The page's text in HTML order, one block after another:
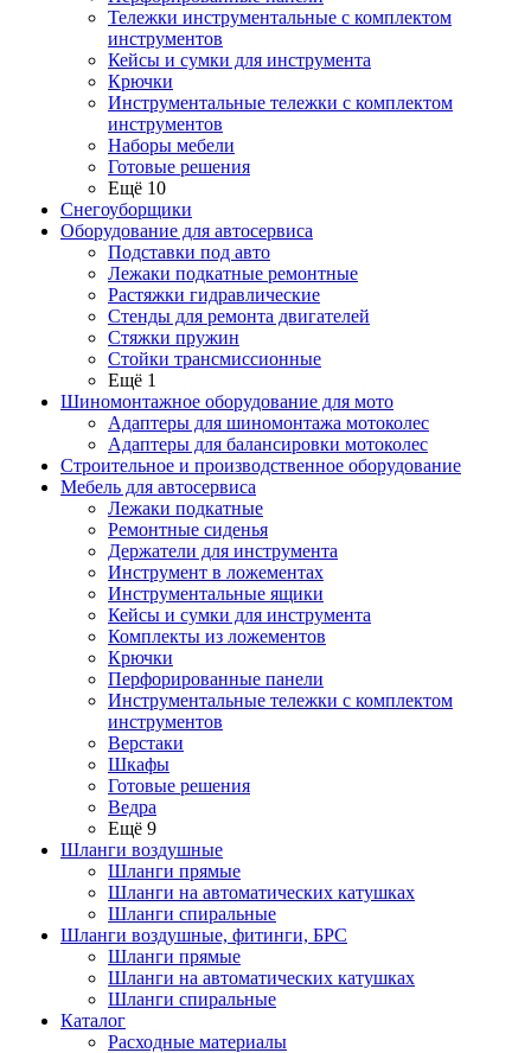
Тележки инструментальные с комплектом
инструментов
Кейсы и сумки для инструмента
Крючки
Инструментальные тележки с комплектом
инструментов
Наборы мебели
Готовые решения
Ещё 10
Снегоуборщики
Оборудование для автосервиса
Подставки под авто
Лежаки подкатные ремонтные
Растяжки гидравлические
Стенды для ремонта двигателей
Стяжки пружин
Стойки трансмиссионные
Ещё 1
Шиномонтажное оборудование для мото
Адаптеры для шиномонтажа мотоколес
Адаптеры для балансировки мотоколес
Строительное и производственное оборудование
Мебель для автосервиса
Лежаки подкатные
Ремонтные сиденья
Держатели для инструмента
Инструмент в ложементах
Инструментальные ящики
Кейсы и сумки для инструмента
Комплекты из ложементов
Крючки
Перфорированные панели
Инструментальные тележки с комплектом
инструментов
Верстаки
Шкафы
Готовые решения
Ведра
Ещё 9
Шланги воздушные
Шланги прямые
Шланги на автоматических катушках
Шланги спиральные
Шланги воздушные, фитинги, БРС
Шланги прямые
Шланги на автоматических катушках
Шланги спиральные
Каталог
Расходные материалы